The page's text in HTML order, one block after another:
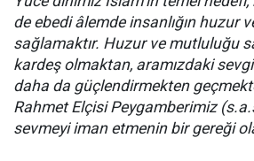
de ebedi âlemde insanlığın huzur
sağlamaktır. Huzur ve mutluluğu
kardeş olmaktan, aramızdaki
daha da güçlendirmekten
Rahmet Elçisi Peygamberimiz
sevmeyi iman etmenin bir gereği